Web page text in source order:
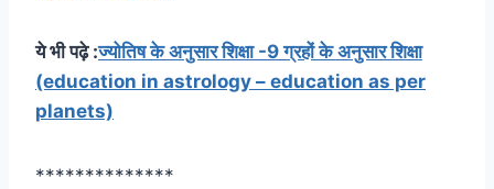
ये भी पढ़े :ज्योतिष के अनुसार शिक्षा -9 ग्रहों के अनुसार शिक्षा
(education in astrology – education as per
planets)
**************